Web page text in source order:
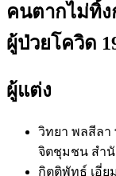
คนตากไม่ทิ้
ผู้ป่วยโควิด
ผู้แต่ง
วิทยา พลสีลา
จิตชุมชน สำ
กิตติพัทธ์ เอี่ย